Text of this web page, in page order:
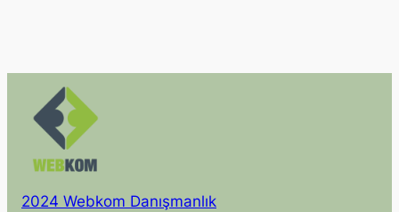
2024 Webkom Danışmanlık